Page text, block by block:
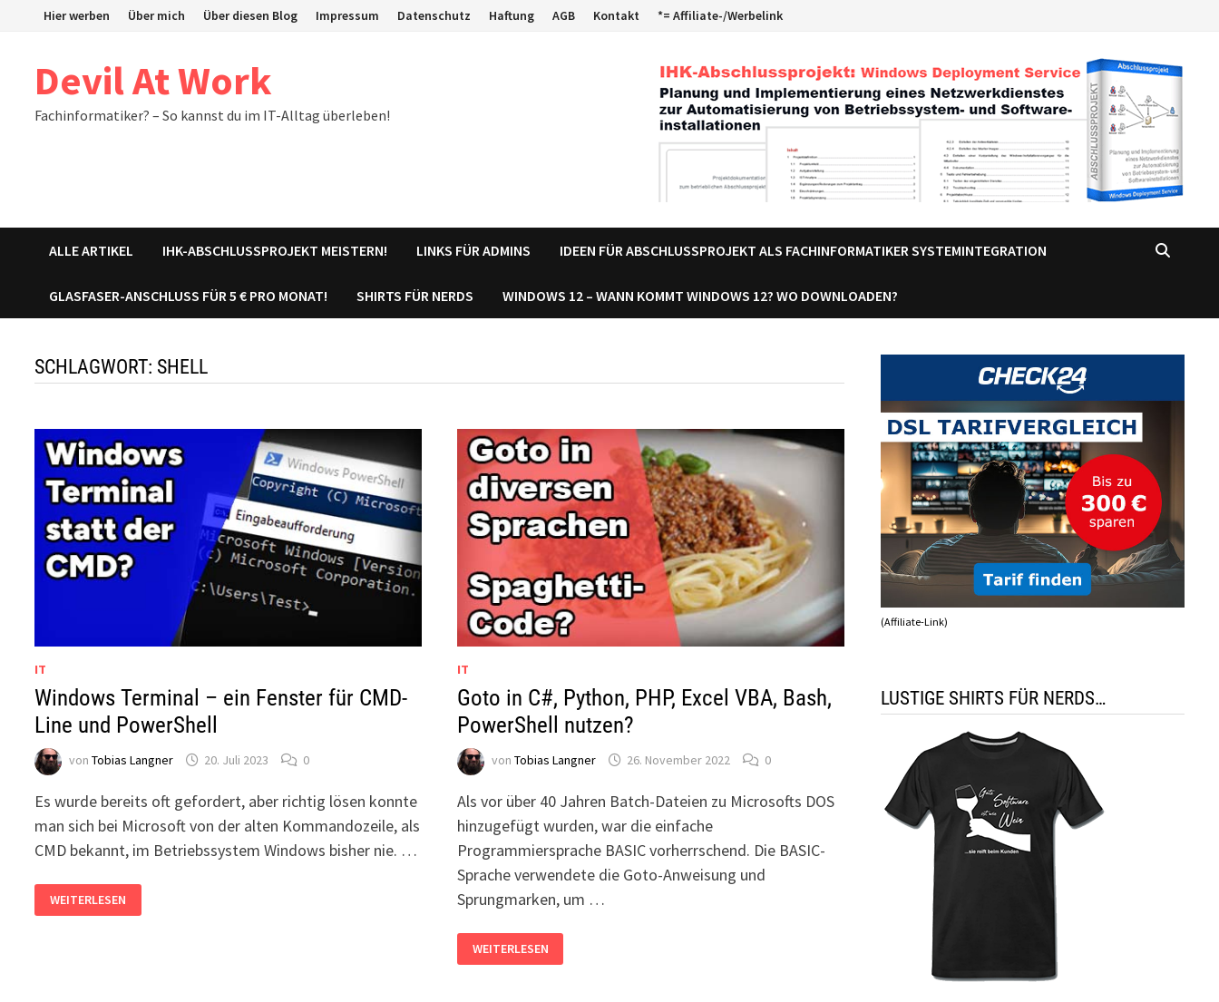
Hier werben Über mich Über diesen Blog Impressum Datenschutz Haftung AGB Kontakt *= Affiliate-/Werbelink
Devil At Work
Fachinformatiker? – So kannst du im IT-Alltag überleben!
ALLE ARTIKEL IHK-ABSCHLUSSPROJEKT MEISTERN! LINKS FÜR ADMINS IDEEN FÜR ABSCHLUSSPROJEKT ALS FACHINFORMATIKER SYSTEMINTEGRATION
GLASFASER-ANSCHLUSS FÜR 5 € PRO MONAT! SHIRTS FÜR NERDS WINDOWS 12 – WANN KOMMT WINDOWS 12? WO DOWNLOADEN?
SCHLAGWORT: SHELL
IT
Windows Terminal – ein Fenster für CMD-
Line und PowerShell
vonTobias Langner 20. Juli 2023 0
Es wurde bereits oft gefordert, aber richtig lösen konnte
man sich bei Microsoft von der alten Kommandozeile, als
CMD bekannt, im Betriebssystem Windows bisher nie. …
WINDOWS
TERMINAL
–
WEITERLESEN
IT
Goto in C#, Python, PHP, Excel VBA, Bash,
PowerShell nutzen?
von Tobias Langner 26. November 2022 0
Als vor über 40 Jahren Batch-Dateien zu Microsofts DOS
hinzugefügt wurden, war die einfache
Programmiersprache BASIC vorherrschend. Die BASIC-
Sprache verwendete die Goto-Anweisung und
Sprungmarken, um …
GOTO
IN
C#,
WEITERLESEN
(Affiliate-Link)
LUSTIGE SHIRTS FÜR NERDS…